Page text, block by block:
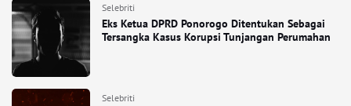
Selebriti
Eks Ketua DPRD Ponorogo Ditentukan Sebagai
Tersangka Kasus Korupsi Tunjangan Perumahan
Selebriti